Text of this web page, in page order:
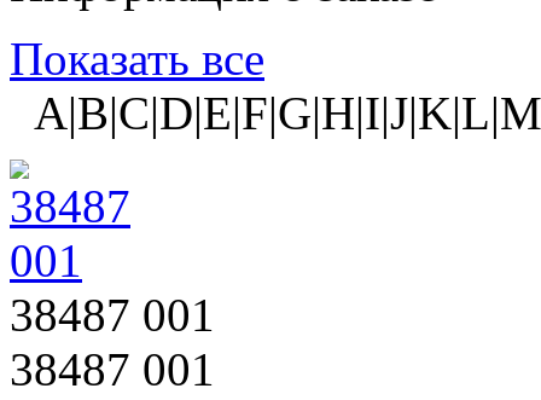
Показать все
38487 001
38487 001